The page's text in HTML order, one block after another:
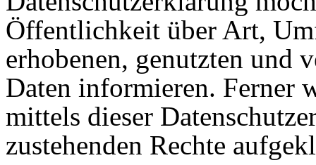
Öffentlichkeit über Art,
erhobenen, genutzten und
Daten informieren. Ferner
mittels dieser
zustehenden Rechte